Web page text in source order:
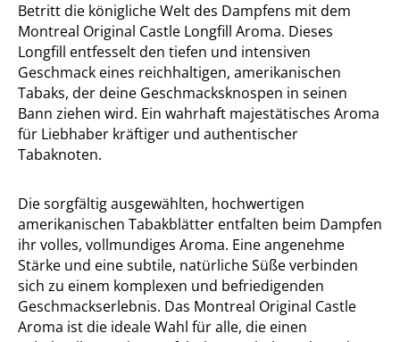
Betritt die königliche Welt des Dampfens mit dem
Montreal Original Castle Longfill Aroma. Dieses
Longfill entfesselt den tiefen und intensiven
Geschmack eines reichhaltigen, amerikanischen
Tabaks, der deine Geschmacksknospen in seinen
Bann ziehen wird. Ein wahrhaft majestätisches Aroma
für Liebhaber kräftiger und authentischer
Tabaknoten.
Die sorgfältig ausgewählten, hochwertigen
amerikanischen Tabakblätter entfalten beim Dampfen
ihr volles, vollmundiges Aroma. Eine angenehme
Stärke und eine subtile, natürliche Süße verbinden
sich zu einem komplexen und befriedigenden
Geschmackserlebnis. Das Montreal Original Castle
Aroma ist die ideale Wahl für alle, die einen